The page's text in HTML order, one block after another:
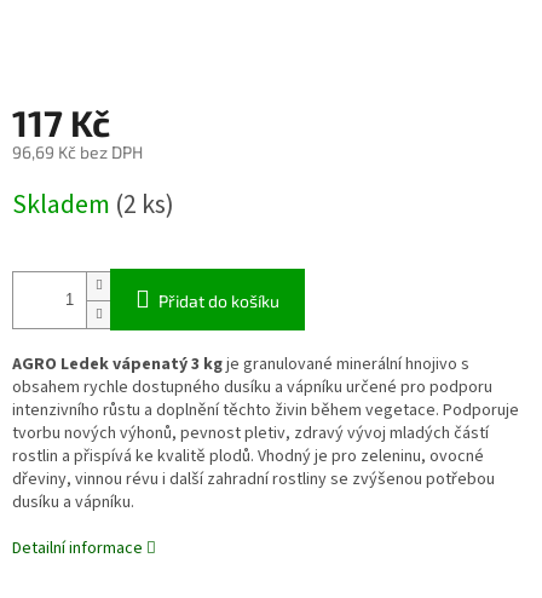
117 Kč
96,69 Kč bez DPH
cena:
Skladem (2 ks)
Přidat do košíku
AGRO Ledek vápenatý 3 kgje granulované minerální hnojivo s
obsahem rychle dostupného dusíku a vápníku určené pro podporu
intenzivního růstu a doplnění těchto živin během vegetace. Podporuje
tvorbu nových výhonů, pevnost pletiv, zdravý vývoj mladých částí
rostlin a přispívá ke kvalitě plodů. Vhodný je pro zeleninu, ovocné
dřeviny, vinnou révu i další zahradní rostliny se zvýšenou potřebou
dusíku a vápníku.
Detailní informace